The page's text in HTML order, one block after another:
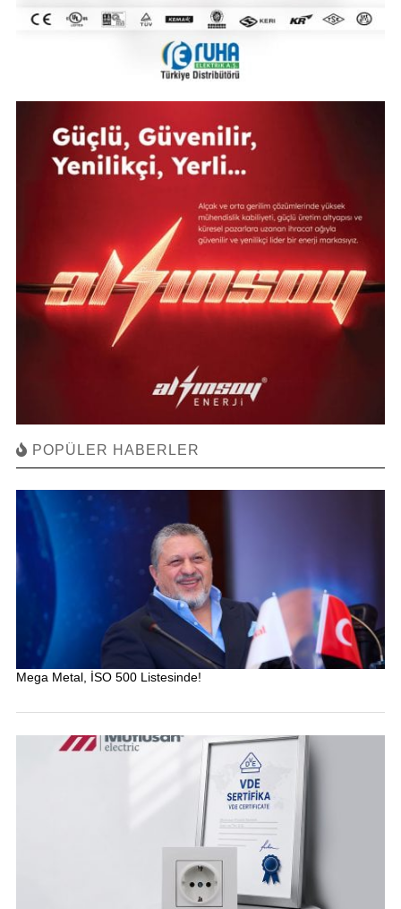
POPÜLER HABERLER
Mega Metal, İSO 500 Listesinde!